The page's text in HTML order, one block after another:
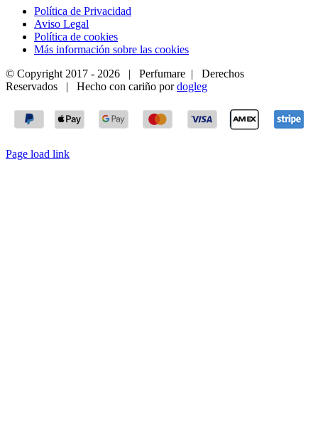
Política de Privacidad
Aviso Legal
Política de cookies
Más información sobre las cookies
© Copyright 2017 - 2026 | Perfumare | Derechos
Reservados | Hecho con cariño pordogleg
Page load link